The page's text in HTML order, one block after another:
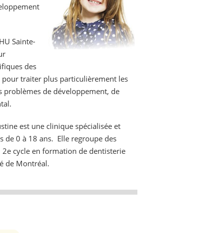
Sainte-
des
pour traiter plus particulièrement les
problèmes de développement, de
est une clinique spécialisée et
de 0 à 18 ans. Elle regroupe des
cycle en formation de dentisterie
de Montréal.